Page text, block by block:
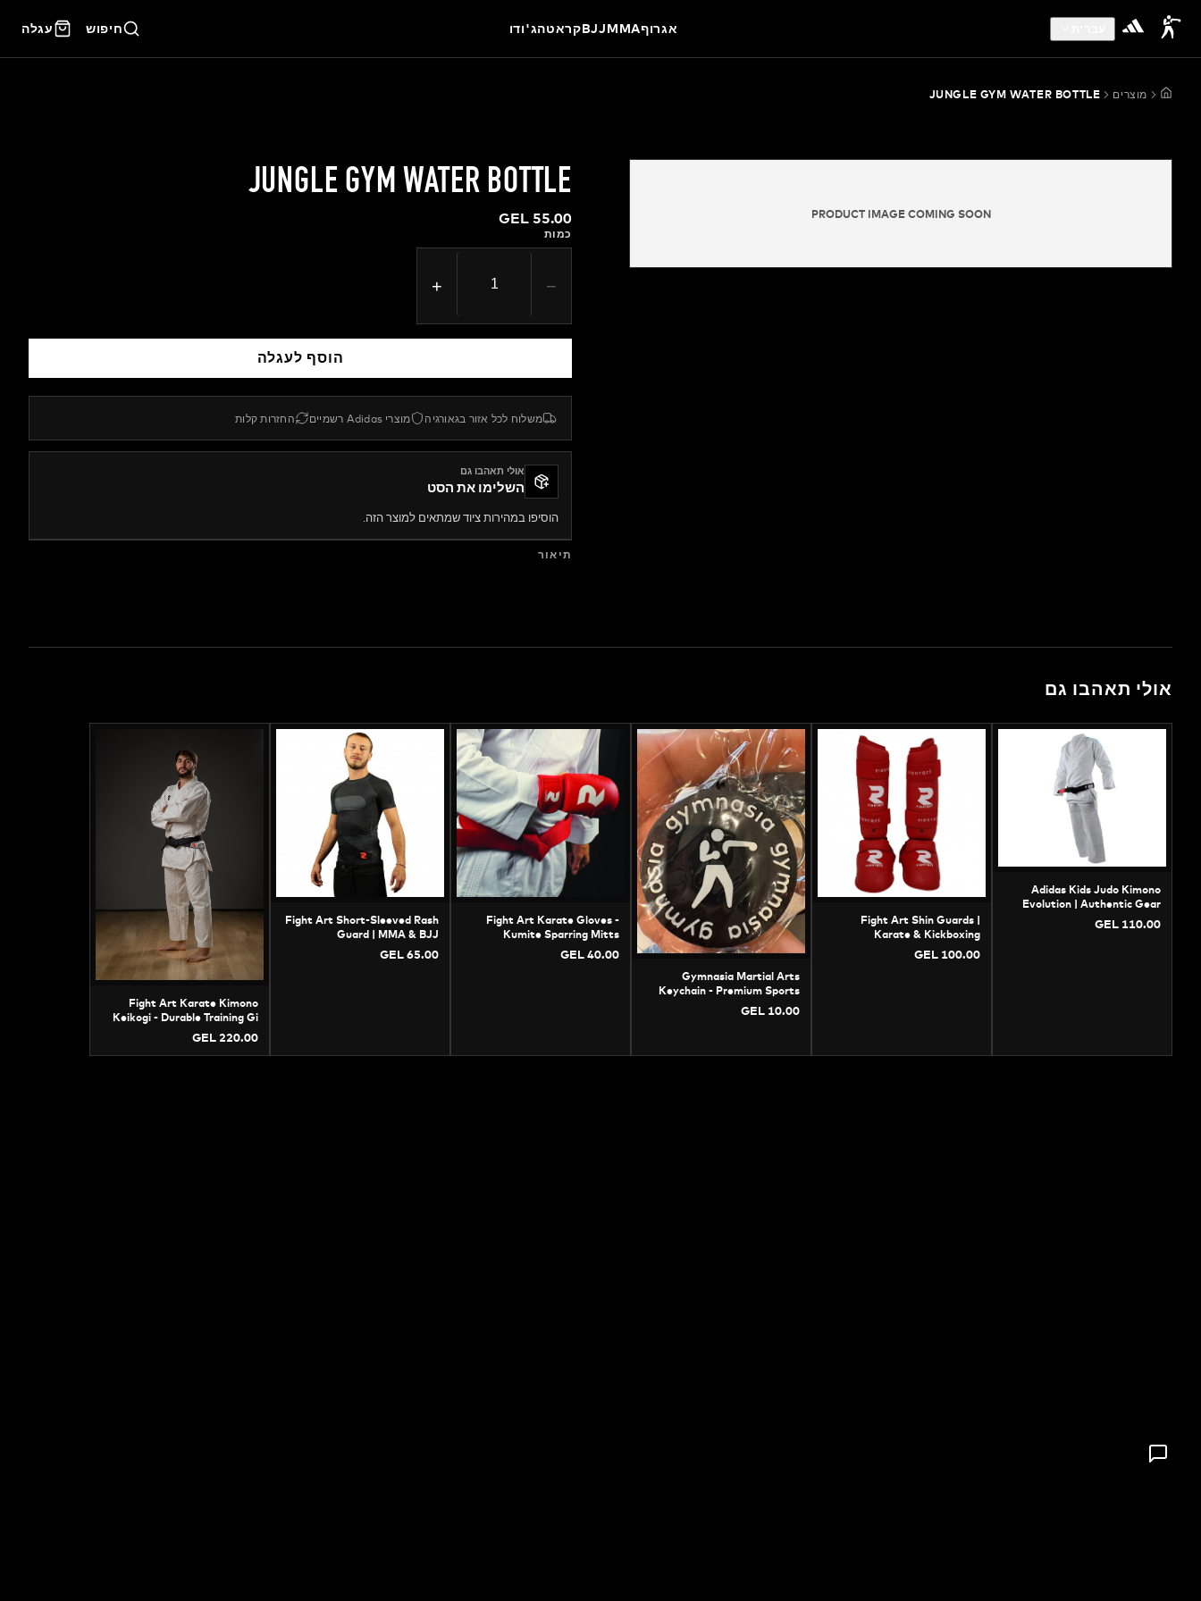
אגרוףMMA
BJJקראטהג'ודו חיפוש עגלה
מוצרים JUNGLE GYM WATER BOTTLE
PRODUCT IMAGE COMING SOON
JUNGLE GYM WATER BOTTLE
GEL 55.00
כמות
−
+
הוסף לעגלה
משלוח לכל אזור בגאורגיה מוצרי Adidas רשמיים החזרות קלות
אולי תאהבו גם
השלימו את הסט
הוסיפו במהירות ציוד שמתאים למוצר הזה.
תיאור
אולי תאהבו גם
Adidas Kids Judo Kimono
Evolution | Authentic Gear
GEL 110.00
Fight Art Shin Guards |
Karate & Kickboxing
Protection
GEL 100.00
Gymnasia Martial Arts
Keychain - Premium Sports
Souvenir & Accessory
GEL 10.00
Fight Art Karate Gloves -
Kumite Sparring Mitts
GEL 40.00
Fight Art Short-Sleeved Rash
Guard | MMA & BJJ
Compression Top
GEL 65.00
Fight Art Karate Kimono
Keikogi - Durable Training Gi
GEL 220.00